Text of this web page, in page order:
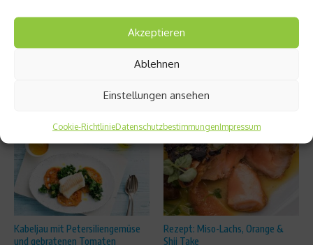
Akzeptieren
Ablehnen
Einstellungen ansehen
Cookie-RichtlinieDatenschutzbestimmungenImpressum
Kabeljau mit Petersiliengemüse
und gebratenen Tomaten
Rezept: Miso-Lachs, Orange &
Shii Take